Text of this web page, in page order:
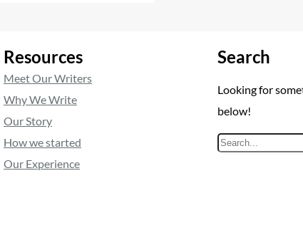
Resources
Meet Our Writers
Why We Write
Our Story
How we started
Our Experience
Search
Looking for
below!
A